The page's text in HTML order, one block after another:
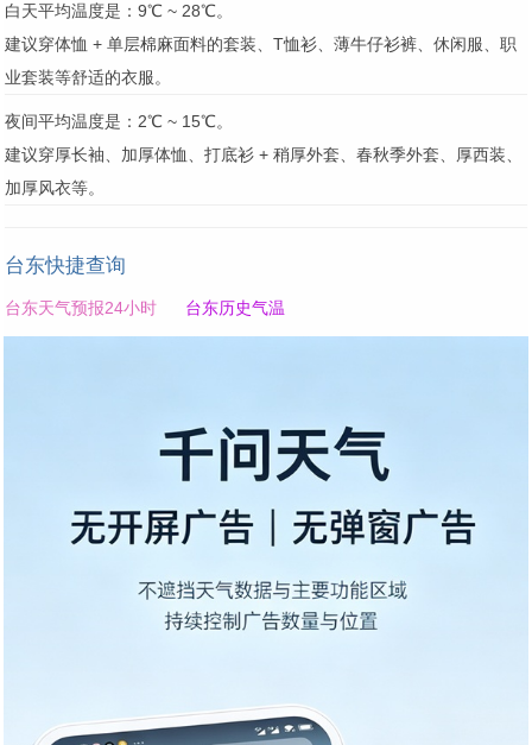
白天平均温度是：9℃ ~ 28℃。
建议穿体恤 + 单层棉麻面料的套装、T恤衫、薄牛仔衫裤、休闲服、职
业套装等舒适的衣服。
夜间平均温度是：2℃ ~ 15℃。
建议穿厚长袖、加厚体恤、打底衫 + 稍厚外套、春秋季外套、厚西装、
加厚风衣等。
台东快捷查询
台东天气预报24小时 台东历史气温